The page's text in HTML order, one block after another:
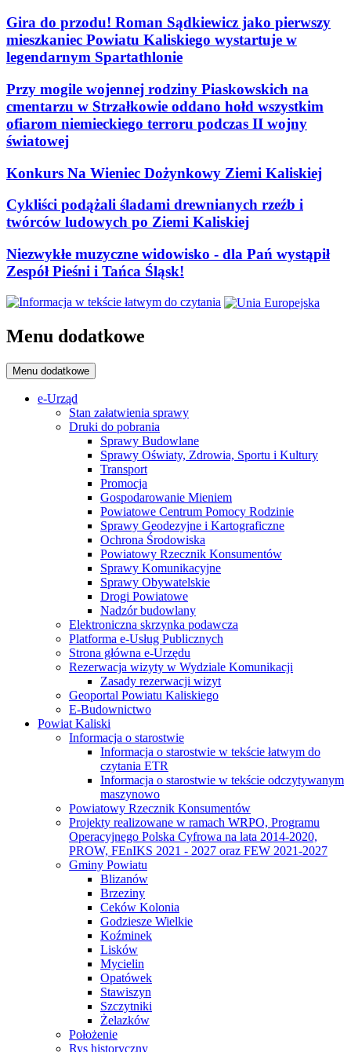
Gira do przodu! Roman Sądkiewicz jako pierwszy
mieszkaniec Powiatu Kaliskiego wystartuje w
legendarnym Spartathlonie
Przy mogile wojennej rodziny Piaskowskich na
cmentarzu w Strzałkowie oddano hołd wszystkim
ofiarom niemieckiego terroru podczas II wojny
światowej
Konkurs Na Wieniec Dożynkowy Ziemi Kaliskiej
Cykliści podążali śladami drewnianych rzeźb i
twórców ludowych po Ziemi Kaliskiej
Niezwykłe muzyczne widowisko - dla Pań wystąpił
Zespół Pieśni i Tańca Śląsk!
Menu dodatkowe
Menu dodatkowe
e-Urząd
Stan załatwienia sprawy
Druki do pobrania
Sprawy Budowlane
Sprawy Oświaty, Zdrowia, Sportu i Kultury
Transport
Promocja
Gospodarowanie Mieniem
Powiatowe Centrum Pomocy Rodzinie
Sprawy Geodezyjne i Kartograficzne
Ochrona Środowiska
Powiatowy Rzecznik Konsumentów
Sprawy Komunikacyjne
Sprawy Obywatelskie
Drogi Powiatowe
Nadzór budowlany
Elektroniczna skrzynka podawcza
Platforma e-Usług Publicznych
Strona główna e-Urzędu
Rezerwacja wizyty w Wydziale Komunikacji
Zasady rezerwacji wizyt
Geoportal Powiatu Kaliskiego
E-Budownictwo
Powiat Kaliski
Informacja o starostwie
Informacja o starostwie w tekście łatwym do
czytania ETR
Informacja o starostwie w tekście odczytywanym
maszynowo
Powiatowy Rzecznik Konsumentów
Projekty realizowane w ramach WRPO, Programu
Operacyjnego Polska Cyfrowa na lata 2014-2020,
PROW, FEnIKS 2021 - 2027 oraz FEW 2021-2027
Gminy Powiatu
Blizanów
Brzeziny
Ceków Kolonia
Godziesze Wielkie
Koźminek
Lisków
Mycielin
Opatówek
Stawiszyn
Szczytniki
Żelazków
Położenie
Rys historyczny